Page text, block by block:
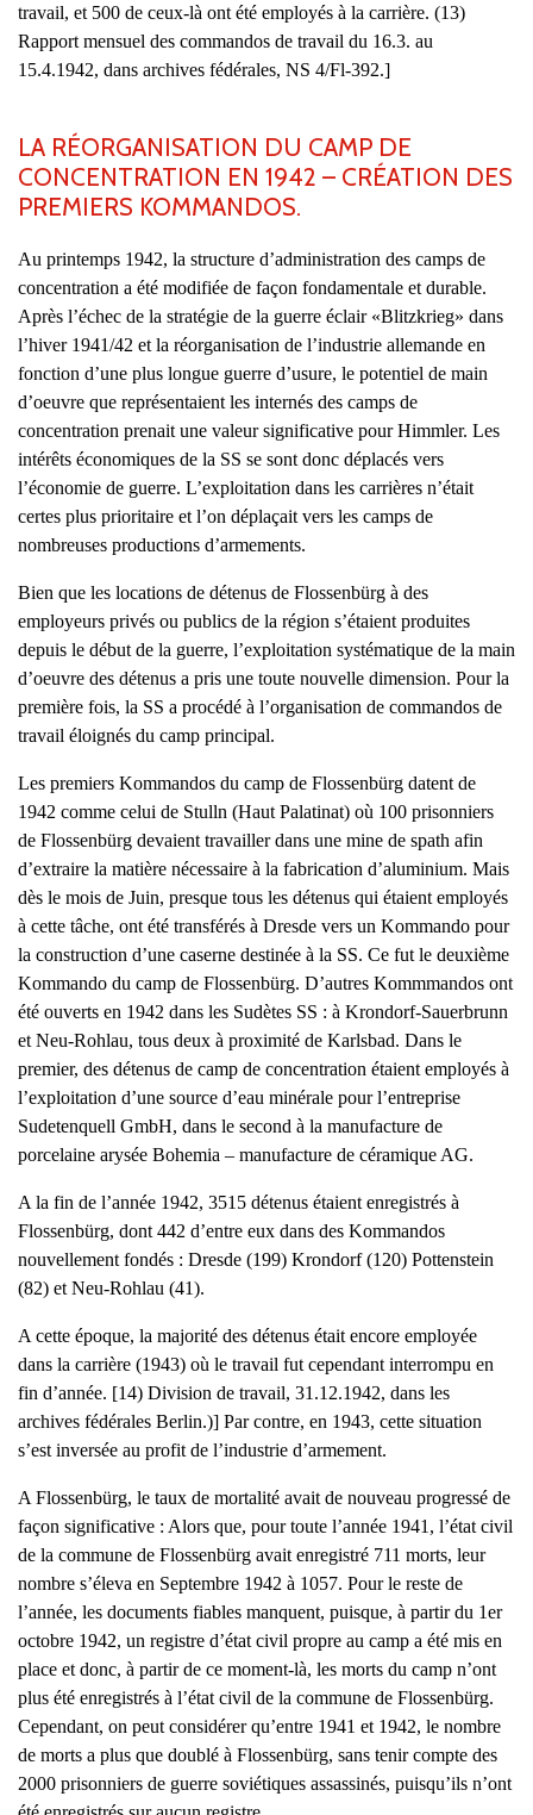
travail, et 500 de ceux-là ont été employés à la carrière. (13)
Rapport mensuel des commandos de travail du 16.3. au
15.4.1942, dans archives fédérales, NS 4/Fl-392.]
LA RÉORGANISATION DU CAMP DE
CONCENTRATION EN 1942 – CRÉATION DES
PREMIERS KOMMANDOS.
Au printemps 1942, la structure d’administration des camps de
concentration a été modifiée de façon fondamentale et durable.
Après l’échec de la stratégie de la guerre éclair «Blitzkrieg» dans
l’hiver 1941/42 et la réorganisation de l’industrie allemande en
fonction d’une plus longue guerre d’usure, le potentiel de main
d’oeuvre que représentaient les internés des camps de
concentration prenait une valeur significative pour Himmler. Les
intérêts économiques de la SS se sont donc déplacés vers
l’économie de guerre. L’exploitation dans les carrières n’était
certes plus prioritaire et l’on déplaçait vers les camps de
nombreuses productions d’armements.
Bien que les locations de détenus de Flossenbürg à des
employeurs privés ou publics de la région s’étaient produites
depuis le début de la guerre, l’exploitation systématique de la main
d’oeuvre des détenus a pris une toute nouvelle dimension. Pour la
première fois, la SS a procédé à l’organisation de commandos de
travail éloignés du camp principal.
Les premiers Kommandos du camp de Flossenbürg datent de
1942 comme celui de Stulln (Haut Palatinat) où 100 prisonniers
de Flossenbürg devaient travailler dans une mine de spath afin
d’extraire la matière nécessaire à la fabrication d’aluminium. Mais
dès le mois de Juin, presque tous les détenus qui étaient employés
à cette tâche, ont été transférés à Dresde vers un Kommando pour
la construction d’une caserne destinée à la SS. Ce fut le deuxième
Kommando du camp de Flossenbürg. D’autres Kommmandos ont
été ouverts en 1942 dans les Sudètes SS : à Krondorf-Sauerbrunn
et Neu-Rohlau, tous deux à proximité de Karlsbad. Dans le
premier, des détenus de camp de concentration étaient employés à
l’exploitation d’une source d’eau minérale pour l’entreprise
Sudetenquell GmbH, dans le second à la manufacture de
porcelaine arysée Bohemia – manufacture de céramique AG.
A la fin de l’année 1942, 3515 détenus étaient enregistrés à
Flossenbürg, dont 442 d’entre eux dans des Kommandos
nouvellement fondés : Dresde (199) Krondorf (120) Pottenstein
(82) et Neu-Rohlau (41).
A cette époque, la majorité des détenus était encore employée
dans la carrière (1943) où le travail fut cependant interrompu en
fin d’année. [14) Division de travail, 31.12.1942, dans les
archives fédérales Berlin.)] Par contre, en 1943, cette situation
s’est inversée au profit de l’industrie d’armement.
A Flossenbürg, le taux de mortalité avait de nouveau progressé de
façon significative : Alors que, pour toute l’année 1941, l’état civil
de la commune de Flossenbürg avait enregistré 711 morts, leur
nombre s’éleva en Septembre 1942 à 1057. Pour le reste de
l’année, les documents fiables manquent, puisque, à partir du 1er
octobre 1942, un registre d’état civil propre au camp a été mis en
place et donc, à partir de ce moment-là, les morts du camp n’ont
plus été enregistrés à l’état civil de la commune de Flossenbürg.
Cependant, on peut considérer qu’entre 1941 et 1942, le nombre
de morts a plus que doublé à Flossenbürg, sans tenir compte des
2000 prisonniers de guerre soviétiques assassinés, puisqu’ils n’ont